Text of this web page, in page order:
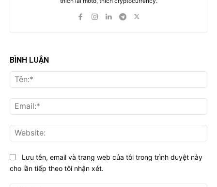
BÌNH LUẬN
Lưu tên, email và trang web của tôi trong trình duyệt này
cho lần tiếp theo tôi nhận xét.